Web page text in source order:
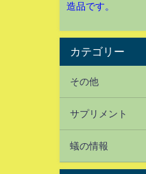
造品です。
カテゴリー
その他
サプリメント
蟻の情報